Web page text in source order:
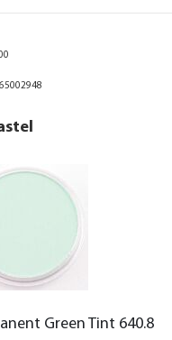
Green Tint 640.8